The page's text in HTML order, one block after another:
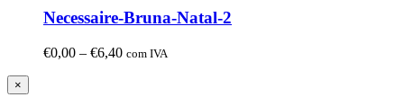
Necessaire-Bruna-Natal-2
€0,00 – €6,40Price
com IVA
Close
product
×